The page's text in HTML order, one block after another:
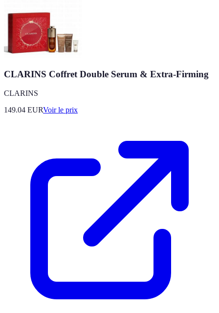
CLARINS Coffret Double Serum & Extra-Firming
CLARINS
149.04 EURVoir le prix